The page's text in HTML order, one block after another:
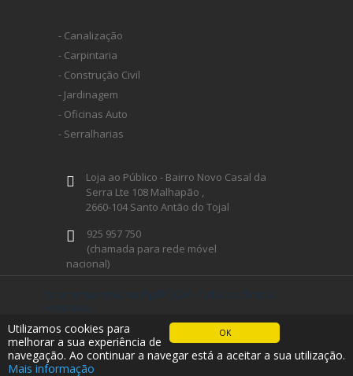
OK
Utilizamos cookies para
melhorar a sua experiência de
navegação. Ao continuar a navegar está a aceitar a sua utilização.
Mais informação
- Canalização
- Carpintaria
- Construção Civil
- Jardinagem
- Oficinas Auto
- Serralharias
Loja ao Público - Bairro Novo Casal da
Serra Lte 108 Malhapão ,
2660-104 Santo Antão do Tojal
925 957 750
(chamada para rede móvel
nacional)
geral@ferramentaprofissional.pt
Siga-nos
ferramentaprofissional.pt® 2026 - todos os direitos
reservados